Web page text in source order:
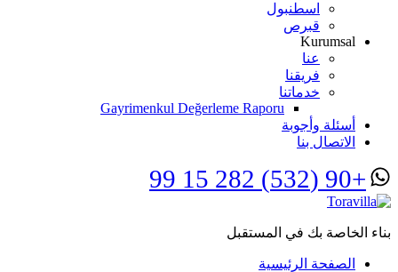
اسطنبول
قبرص
Kurumsal
عنا
فريقنا
خدماتنا
Gayrimenkul Değerleme Raporu
أسئلة وأجوبة
الاتصال بنا
+90 (532) 282 15 99
بناء الخاصة بك في المستقبل
الصفحة الرئيسية